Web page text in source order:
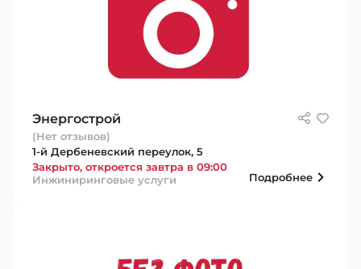
Энергострой
(Нет отзывов)
1-й Дербеневский переулок, 5
Закрыто, откроется завтра в 09:00
Инжиниринговые услуги
Подробнее